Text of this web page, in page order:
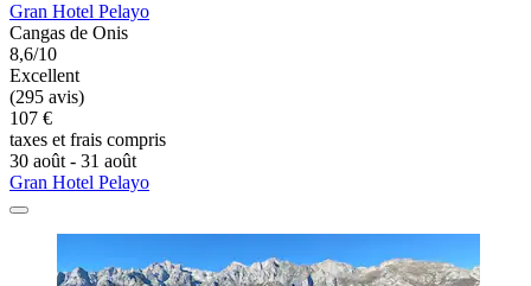
Gran Hotel Pelayo
Cangas de Onis
8,6/10
Excellent
(295 avis)
107 €
taxes et frais compris
30 août - 31 août
Gran Hotel Pelayo